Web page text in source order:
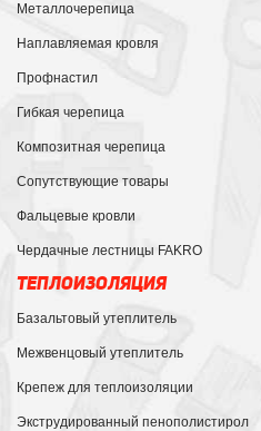
Металлочерепица
Наплавляемая кровля
Профнастил
Гибкая черепица
Композитная черепица
Сопутствующие товары
Фальцевые кровли
Чердачные лестницы FAKRO
ТЕПЛОИЗОЛЯЦИЯ
Базальтовый утеплитель
Межвенцовый утеплитель
Крепеж для теплоизоляции
Экструдированный пенополистирол